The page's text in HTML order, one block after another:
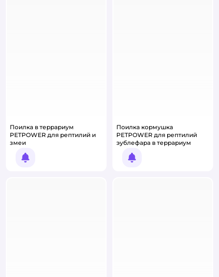
Поилка в террариум
PETPOWER для рептилий и
змеи
Уведомить о появлении
Поилка кормушка
PETPOWER для рептилий
эублефара в террариум
Уведомить о появлении